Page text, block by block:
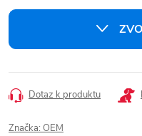
cena:
Dotaz k produktu
Značka: OEM